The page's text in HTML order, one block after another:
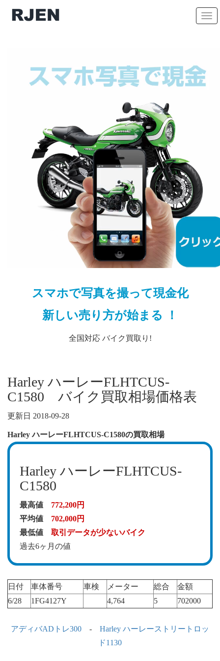
スマホで写真を撮って現金化
新しい売り方が始まる ！
全国対応 バイク買取り!
Harley ハーレーFLHTCUS-
C1580 バイク買取相場価格表
更新日 2018-09-28
Harley ハーレーFLHTCUS-C1580の買取相場
Harley ハーレーFLHTCUS-
C1580
最高値 772,200円
平均値 702,000円
最低値 取引データが少ないバイク
過去6ヶ月の値
日付 車体番号 車検 メーター 総合
金額
6/28
1FG4127Y 4,764 5 702000
アディバADトレ300 - Harley ハーレーストリートロッ
ド1130